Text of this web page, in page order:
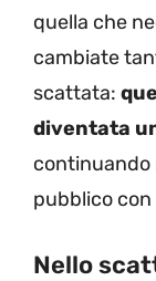
quella che
cambiate
scattata:
diventata
continuando
pubblico
Nello